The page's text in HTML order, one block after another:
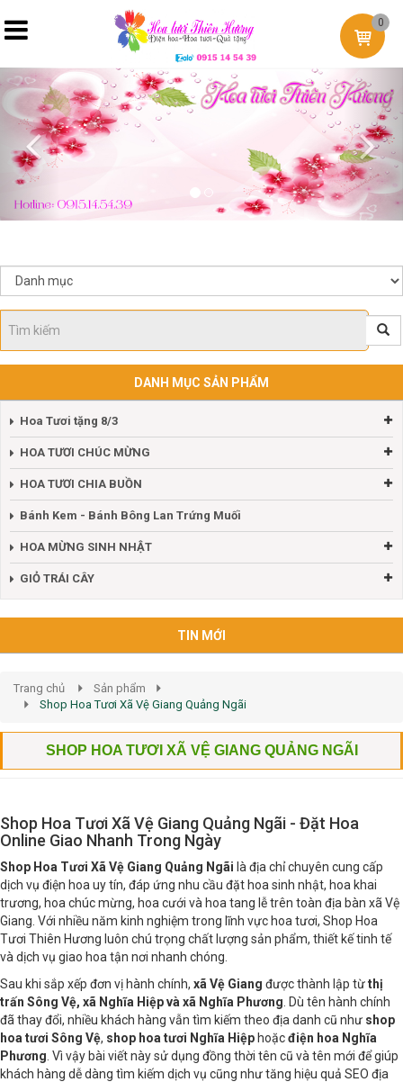
0
Previous
DANH MỤC SẢN PHẨM
Hoa Tươi tặng 8/3
HOA TƯƠI CHÚC MỪNG
HOA TƯƠI CHIA BUỒN
Bánh Kem - Bánh Bông Lan Trứng Muối
HOA MỪNG SINH NHẬT
GIỎ TRÁI CÂY
TIN MỚI
Trang chủ
Sản phẩm
Shop Hoa Tươi Xã Vệ Giang Quảng Ngãi
SHOP HOA TƯƠI XÃ VỆ GIANG QUẢNG NGÃI
Shop Hoa Tươi Xã Vệ Giang Quảng Ngãi - Đặt Hoa
Online Giao Nhanh Trong Ngày
Shop Hoa Tươi Xã Vệ Giang Quảng Ngãi là địa chỉ chuyên cung cấp
dịch vụ điện hoa uy tín, đáp ứng nhu cầu đặt hoa sinh nhật, hoa khai
trương, hoa chúc mừng, hoa cưới và hoa tang lễ trên toàn địa bàn xã Vệ
Giang. Với nhiều năm kinh nghiệm trong lĩnh vực hoa tươi, Shop Hoa
Tươi Thiên Hương luôn chú trọng chất lượng sản phẩm, thiết kế tinh tế
và dịch vụ giao hoa tận nơi nhanh chóng.
Sau khi sắp xếp đơn vị hành chính, xã Vệ Giang được thành lập từthị
trấn Sông Vệ, xã Nghĩa Hiệp và xã Nghĩa Phương . Dù tên hành chính
đã thay đổi, nhiều khách hàng vẫn tìm kiếm theo địa danh cũ như shop
hoa tươi Sông Vệ, shop hoa tươi Nghĩa Hiệphoặcđiện hoa Nghĩa
Phương . Vì vậy bài viết này sử dụng đồng thời tên cũ và tên mới để giúp
khách hàng dễ dàng tìm kiếm dịch vụ cũng như tăng hiệu quả SEO địa